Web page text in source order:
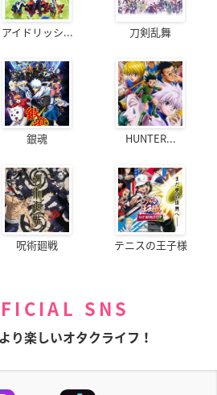
アイドリッシ... 刀剣乱舞
銀魂 HUNTER...
呪術廻戦 テニスの王子様
SNS
り楽しいオタクライフ！